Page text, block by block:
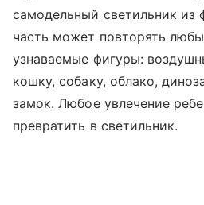
самодельный светильник из
часть может повторять
узнаваемые фигуры:
кошку, собаку, облако,
замок. Любое увлечение
превратить в светильник.